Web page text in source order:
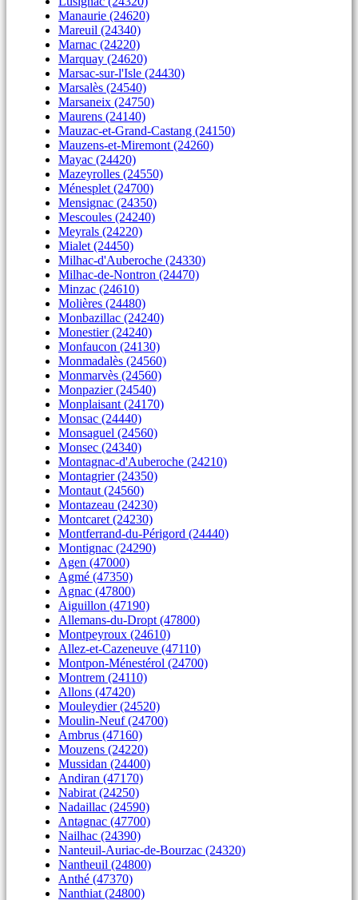
Manaurie (24620)
Mareuil (24340)
Marnac (24220)
Marquay (24620)
Marsac-sur-l'Isle (24430)
Marsalès (24540)
Marsaneix (24750)
Maurens (24140)
Mauzac-et-Grand-Castang (24150)
Mauzens-et-Miremont (24260)
Mayac (24420)
Mazeyrolles (24550)
Ménesplet (24700)
Mensignac (24350)
Mescoules (24240)
Meyrals (24220)
Mialet (24450)
Milhac-d'Auberoche (24330)
Milhac-de-Nontron (24470)
Minzac (24610)
Molières (24480)
Monbazillac (24240)
Monestier (24240)
Monfaucon (24130)
Monmadalès (24560)
Monmarvès (24560)
Monpazier (24540)
Monplaisant (24170)
Monsac (24440)
Monsaguel (24560)
Monsec (24340)
Montagnac-d'Auberoche (24210)
Montagrier (24350)
Montaut (24560)
Montazeau (24230)
Montcaret (24230)
Montferrand-du-Périgord (24440)
Montignac (24290)
Agen (47000)
Agmé (47350)
Agnac (47800)
Aiguillon (47190)
Allemans-du-Dropt (47800)
Montpeyroux (24610)
Allez-et-Cazeneuve (47110)
Montpon-Ménestérol (24700)
Montrem (24110)
Allons (47420)
Mouleydier (24520)
Moulin-Neuf (24700)
Ambrus (47160)
Mouzens (24220)
Mussidan (24400)
Andiran (47170)
Nabirat (24250)
Nadaillac (24590)
Antagnac (47700)
Nailhac (24390)
Nanteuil-Auriac-de-Bourzac (24320)
Nantheuil (24800)
Anthé (47370)
Nanthiat (24800)